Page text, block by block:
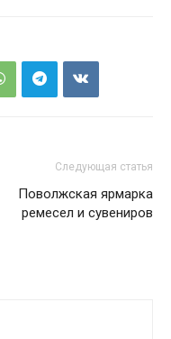
Следующая статья
Поволжская ярмарка
ремесел и сувениров